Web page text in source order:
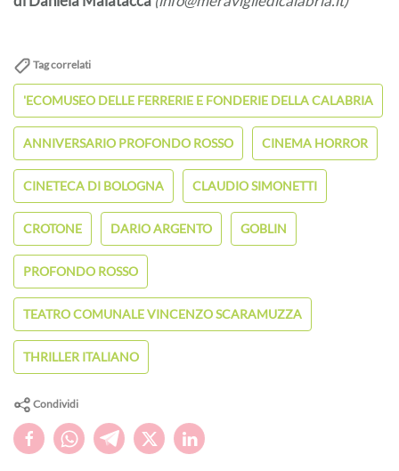
Tag correlati
'ECOMUSEO DELLE FERRERIE E FONDERIE DELLA CALABRIA
ANNIVERSARIO PROFONDO ROSSO CINEMA HORROR
CINETECA DI BOLOGNA CLAUDIO SIMONETTI
CROTONE DARIO ARGENTO GOBLIN
PROFONDO ROSSO
TEATRO COMUNALE VINCENZO SCARAMUZZA
THRILLER ITALIANO
Condividi